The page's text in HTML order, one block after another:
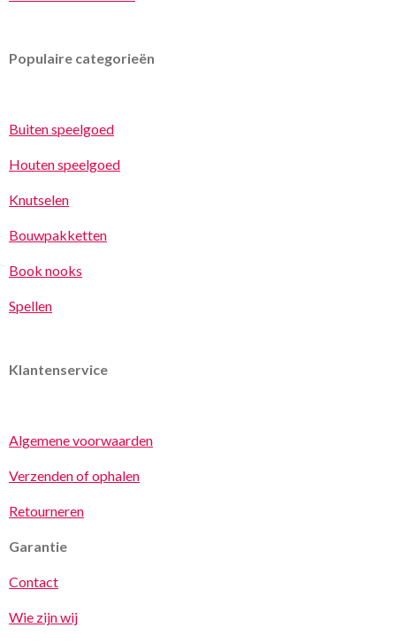
Populaire categorieën
Buiten speelgoed
Houten speelgoed
Knutselen
Bouwpakketten
Book nooks
Spellen
Klantenservice
Algemene voorwaarden
Verzenden of ophalen
Retourneren
Garantie
Contact
Wie zijn wij